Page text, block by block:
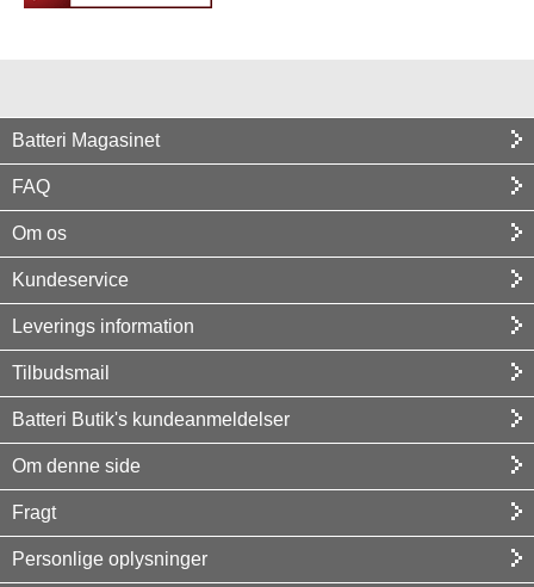
Batteri Magasinet
FAQ
Om os
Kundeservice
Leverings information
Tilbudsmail
Batteri Butik's kundeanmeldelser
Om denne side
Fragt
Personlige oplysninger